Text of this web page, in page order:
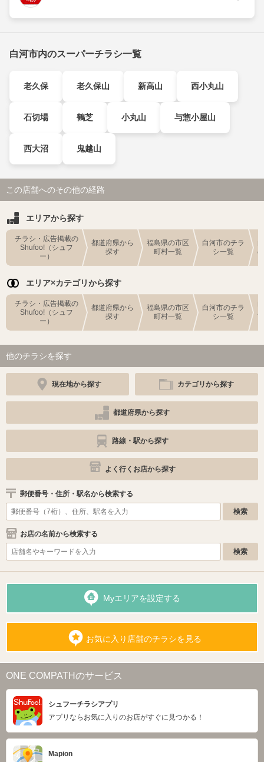
白河市内のスーパーチラシ一覧
老久保 老久保山 新高山 西小丸山
石切場 鶴芝 小丸山 与惣小屋山
西大沼 鬼越山
この店舗へのその他の経路
エリアから探す
チラシ・広告掲載の
Shufoo!（シュフ
ー）
都道府県から
探す
福島県の市区
町村一覧
白河市のチラ
シ一覧
エリア×カテゴリから探す
チラシ・広告掲載の
Shufoo!（シュフ
ー）
都道府県から
探す
福島県の市区
町村一覧
白河市のチラ
シ一覧
他のチラシを探す
現在地から探す カテゴリから探す
都道府県から探す
路線・駅から探す
よく行くお店から探す
郵便番号・住所・駅名から検索する
お店の名前から検索する
Myエリアを設定する
お気に入り店舗のチラシを見る
ONE COMPATHのサービス
シュフーチラシアプリ
アプリならお気に入りのお店がすぐに見つかる！
Mapion